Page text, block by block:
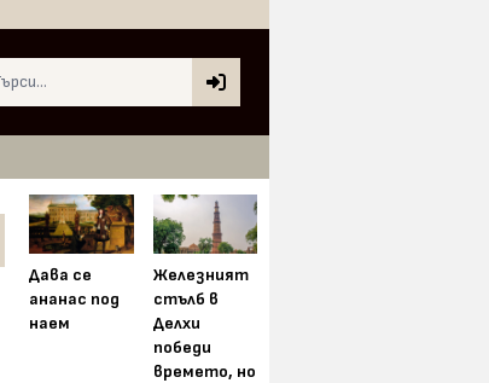
Дава се
ананас под
наем
Железният
стълб в
Делхи
победи
времето, но